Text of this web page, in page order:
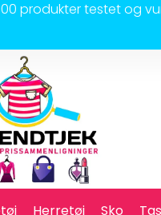
produkter testet og
Herretøj Sko